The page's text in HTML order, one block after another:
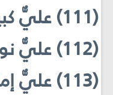
(111) عليٌّ كبير الناس
(112) عليٌّ نور أولياء الله
(113) عليٌّ إمام من أطاع الله